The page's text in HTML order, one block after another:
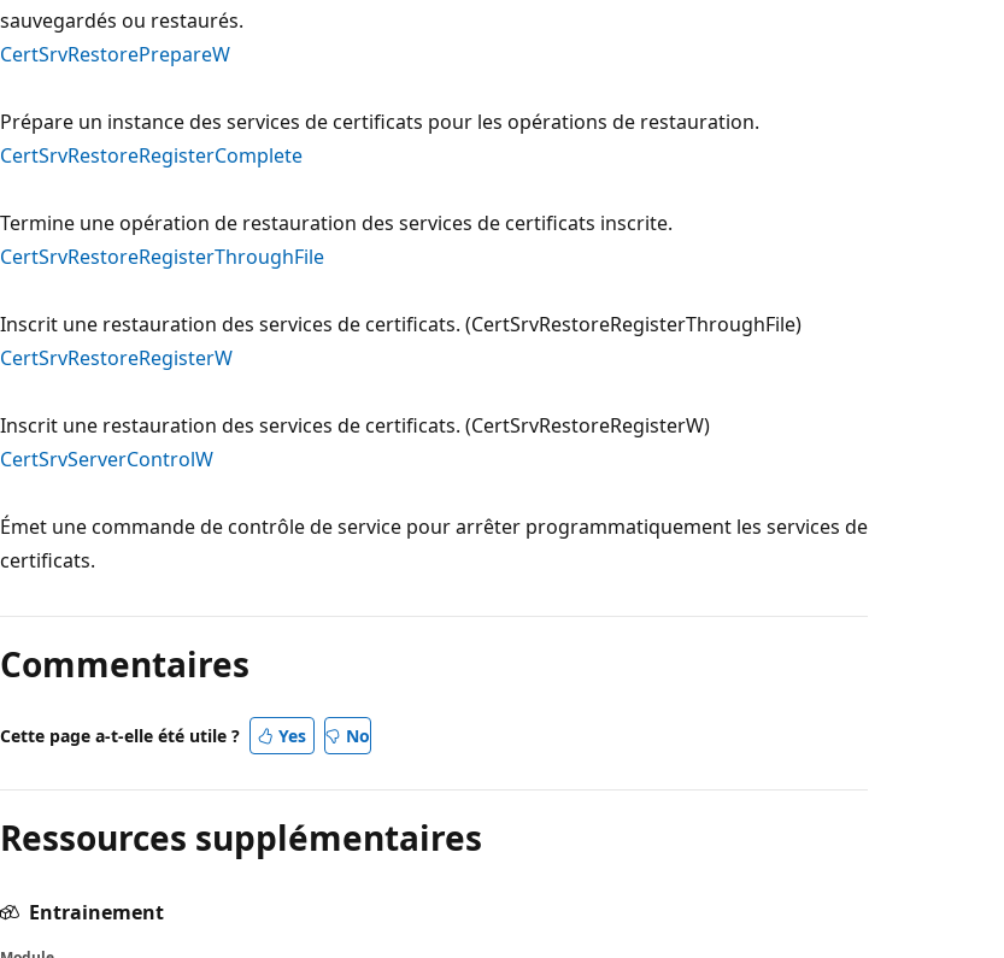
sauvegardés ou restaurés.
CertSrvRestorePrepareW
Prépare un instance des services de certificats pour les opérations de restauration.
CertSrvRestoreRegisterComplete
Termine une opération de restauration des services de certificats inscrite.
CertSrvRestoreRegisterThroughFile
Inscrit une restauration des services de certificats. (CertSrvRestoreRegisterThroughFile)
CertSrvRestoreRegisterW
Inscrit une restauration des services de certificats. (CertSrvRestoreRegisterW)
CertSrvServerControlW
Émet une commande de contrôle de service pour arrêter programmatiquement les services de
certificats.
Commentaires
Cette page a-t-elle été utile ? Yes No
Ressources supplémentaires
Entrainement